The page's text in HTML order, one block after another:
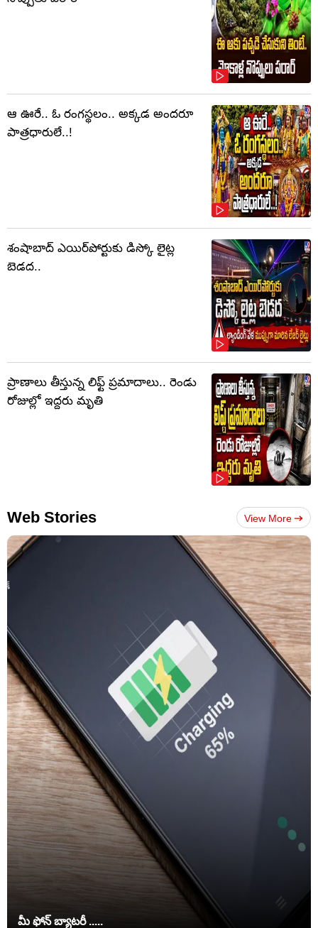
ఆ ఊరే.. ఓ రంగస్థలం.. అక్కడ అందరూ
పాత్రధారులే..!
శంషాబాద్ ఎయిర్‌పోర్టుకు డిస్కో లైట్ల
బెడద..
ప్రాణాలు తీస్తున్న లిఫ్ట్‌ ప్రమాదాలు.. రెండు
రోజుల్లో ఇద్దరు మృతి
Web Stories View More
మీ ఫోన్ బ్యాటరీ .....